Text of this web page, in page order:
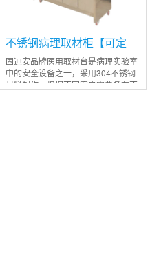
不锈钢病理取材柜【可定
制】
固迪安品牌医用取材台是病理实验室
中的安全设备之一，采用304不锈钢
材料制作，根据不同客户需要备有不